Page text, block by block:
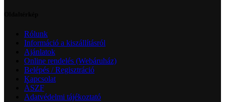
Rólunk
Információ a kiszállításról
Ajánlatok
Online rendelés (Webáruház)
Belépés / Regisztráció
Kapcsolat
ÁSZF
Adatvédelmi tájékoztató